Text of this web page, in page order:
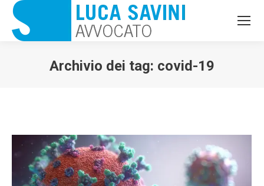
Archivio dei tag: covid-19